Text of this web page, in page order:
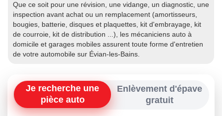
Que ce soit pour une révision, une vidange, un diagnostic, une
inspection avant achat ou un remplacement (amortisseurs,
bougies, batterie, disques et plaquettes, kit d'embrayage, kit
de courroie, kit de distribution ...), les mécaniciens auto à
domicile et garages mobiles assurent toute forme d'entretien
de votre automobile sur Évian-les-Bains.
Je recherche une
pièce auto
Enlèvement d'épave
gratuit